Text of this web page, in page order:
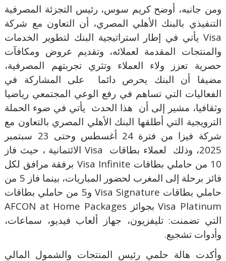
ومن جانبه، أوضح كريم سوس، رئيس التجزئة المصرفية
التنفيذي بالبنك الأهلي المصري، أن التعاون مع شركة
Visa يأتي في إطار استراتيجية البنك لتطوير الخدمات
والمنتجات المقدمة لعملائه، وتقديم عروض ومكافآت
حصرية تعزز ولاء العملاء وتثري تجربتهم المصرفية،
مضيفا أن البنك يحرص دائما
على المشاركة في
الفعاليات التي تساهم في رفع الوعي المجتمعي رياضيا
وثقافيا، مشير إلى أن هذا الحدث يأتي في ضوء الحملة
الترويجية التي أطلقها البنك الأهلي المصري بالتعاون مع
شركة فيزا من فترة 24 أغسطس وحتى 23 سبتمبر
2025، وذلك
لعملاء بطاقات Visa الائتمانية ، حيث فاز
10 من حاملي بطاقات
Visa Infinite برفقة مرافق لكل
فائز برحلة إلى المغرب لحضور المباريات، بينما فاز 5 من
حاملي بطاقات Visa Signature و5 من حاملي بطاقات
Visa Platinumبجوائز AFCON at Home Packages
التي تضمنت: تليفزيون، جهاز ألعاب فيديو، سماعات،
وأدوات تشجيع.
وأكدت هالة حلمي رئيس المنتجات والشمول المالي